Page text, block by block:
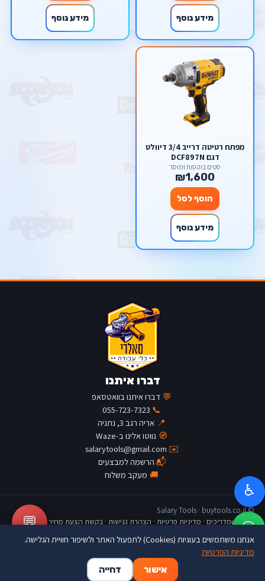
מידע נוסף מידע נוסף
מפתח רטיטה דרייב 3/4 דיוולט
דגם DCF897N
סטים בוקסות ומוסך
₪1,600
הוסף לסל
מידע נוסף
דברו איתנו
💬 דברו איתנו בוואטסאפ
📞
055-723-7323
📍 אריה רגב 3, נתניה
🧭 נווטו אלינו ב-Waze
✉️
salarytools@gmail.com
📬הרשמה למבצעים
🚚 מעקב משלוח
© Salary Tools · buytools.co.il
כתבות ומדריכים · מדיניות פרטיות · הצהרת נגישות · בקשת הצעת מחיר 💬
♿
🛒
אנחנו משתמשים בעוגיות (Cookies) לתפעול האתר ולשיפור חוויית הגלישה.
מדיניות הפרטיות
אישור
דחייה